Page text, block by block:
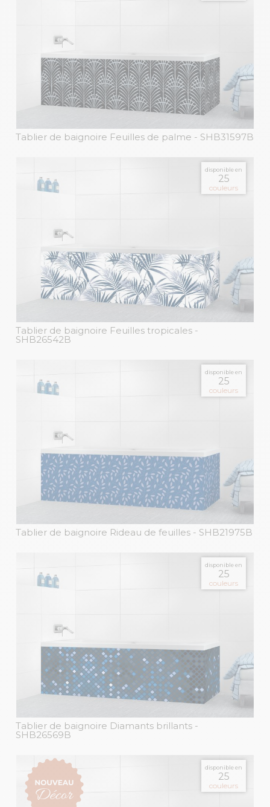
Tablier de baignoire Feuilles de palme - SHB31597B
disponible en
25
couleurs
Tablier de baignoire Feuilles tropicales -
SHB26542B
disponible en
25
couleurs
Tablier de baignoire Rideau de feuilles - SHB21975B
disponible en
25
couleurs
Tablier de baignoire Diamants brillants -
SHB26569B
disponible en
25
couleurs